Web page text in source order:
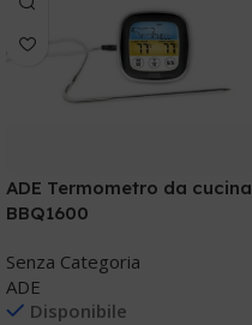
ADE Termometro da cucina
BBQ1600
Senza Categoria
ADE
Disponibile